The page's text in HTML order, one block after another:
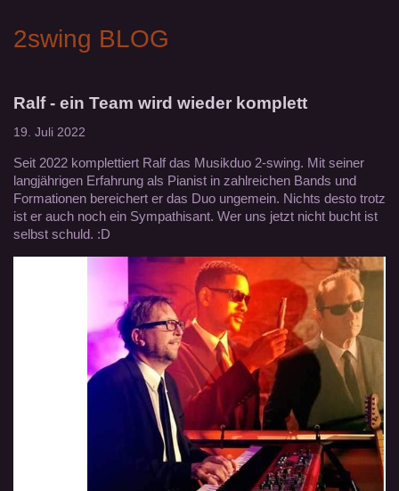
2swing BLOG
Ralf - ein Team wird wieder komplett
19. Juli 2022
Seit 2022 komplettiert Ralf das Musikduo 2-swing. Mit seiner
langjährigen Erfahrung als Pianist in zahlreichen Bands und
Formationen bereichert er das Duo ungemein. Nichts desto trotz
ist er auch noch ein Sympathisant. Wer uns jetzt nicht bucht ist
selbst schuld. :D